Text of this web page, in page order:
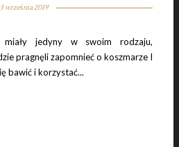
3 września 2019
jedyny w swoim rodzaju,
pragnęli zapomnieć o koszmarze I
bawić i korzystać...